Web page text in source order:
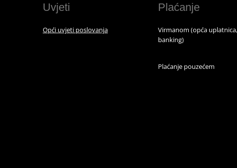
Uvjeti
Opći uvjeti poslovanja
Plaćanje
Virmanom (opća
banking)
Plaćanje pouzećem